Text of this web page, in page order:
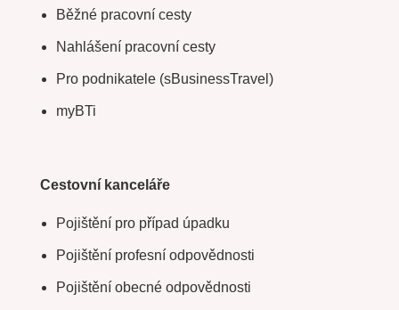
Běžné pracovní cesty
Nahlášení pracovní cesty
Pro podnikatele (sBusinessTravel)
myBTi
Cestovní kanceláře
Pojištění pro případ úpadku
Pojištění profesní odpovědnosti
Pojištění obecné odpovědnosti